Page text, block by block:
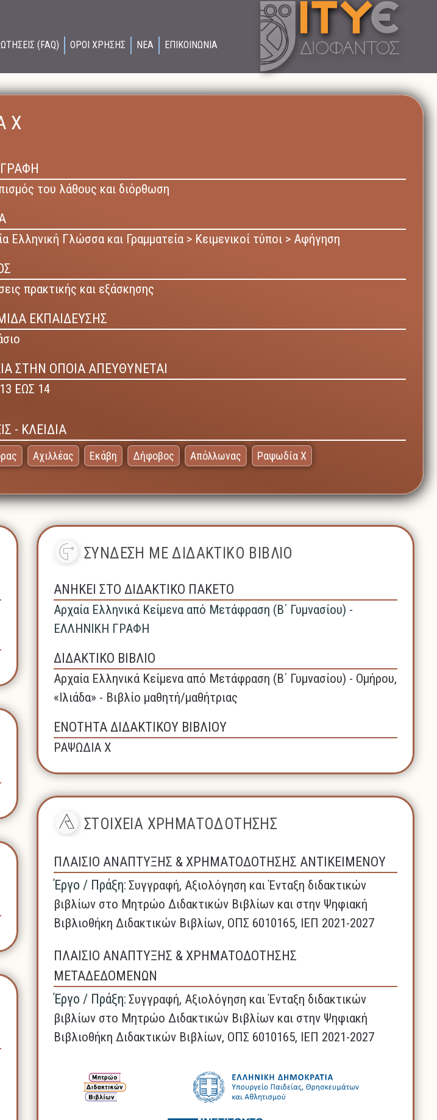
(FAQ) ΟΡΟΙ ΧΡΗΣΗΣ ΝΕΑ ΕΠΙΚΟΙΝΩΝΙΑ
Χ
του λάθους και διόρθωση
Ελληνική Γλώσσα και Γραμματεία > Κειμενικοί τύποι > Αφήγηση
πρακτικής και εξάσκησης
ΕΚΠΑΙΔΕΥΣΗΣ
ΣΤΗΝ ΟΠΟΙΑ ΑΠΕΥΘΥΝΕΤΑΙ
ΕΩΣ 14
- ΚΛΕΙΔΙΑ
Αχιλλέας Εκάβη Δήφοβος Απόλλωνας Ραψωδία Χ
ΣΥΝΔΕΣΗ ΜΕ ΔΙΔΑΚΤΙΚΟ ΒΙΒΛΙΟ
ΑΝΗΚΕΙ ΣΤΟ ΔΙΔΑΚΤΙΚΟ ΠΑΚΕΤΟ
Αρχαία Ελληνικά Κείμενα από Μετάφραση (Β΄ Γυμνασίου) -
ΕΛΛΗΝΙΚΗ ΓΡΑΦΗ
ΔΙΔΑΚΤΙΚΟ ΒΙΒΛΙΟ
Αρχαία Ελληνικά Κείμενα από Μετάφραση (Β΄ Γυμνασίου) - Ομήρου,
«Ιλιάδα» - Βιβλίο μαθητή/μαθήτριας
ΕΝΟΤΗΤΑ ΔΙΔΑΚΤΙΚΟΥ ΒΙΒΛΙΟΥ
ΡΑΨΩΔΙΑ Χ
ΣΤΟΙΧΕΙΑ ΧΡΗΜΑΤΟΔΟΤΗΣΗΣ
ΠΛΑΙΣΙΟ ΑΝΑΠΤΥΞΗΣ & ΧΡΗΜΑΤΟΔΟΤΗΣΗΣ ΑΝΤΙΚΕΙΜΕΝΟΥ
Έργο / Πράξη: Συγγραφή, Αξιολόγηση και Ένταξη διδακτικών
βιβλίων στο Μητρώο Διδακτικών Βιβλίων και στην Ψηφιακή
Βιβλιοθήκη Διδακτικών Βιβλίων, ΟΠΣ 6010165, ΙΕΠ 2021-2027
ΠΛΑΙΣΙΟ ΑΝΑΠΤΥΞΗΣ & ΧΡΗΜΑΤΟΔΟΤΗΣΗΣ
ΜΕΤΑΔΕΔΟΜΕΝΩΝ
Έργο / Πράξη: Συγγραφή, Αξιολόγηση και Ένταξη διδακτικών
βιβλίων στο Μητρώο Διδακτικών Βιβλίων και στην Ψηφιακή
Βιβλιοθήκη Διδακτικών Βιβλίων, ΟΠΣ 6010165, ΙΕΠ 2021-2027